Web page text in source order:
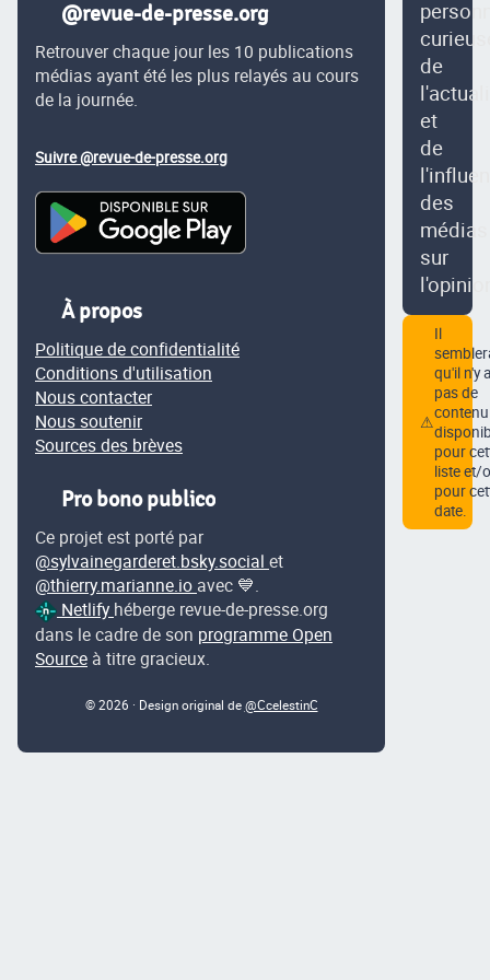
@revue-de-presse.org
Retrouver chaque jour les 10 publications
médias ayant été les plus relayés au cours
de la journée.
Suivre @revue-de-presse.org
À propos
Politique de confidentialité
Conditions d'utilisation
Nous contacter
Nous soutenir
Sources des brèves
Pro bono publico
Ce projet est porté par
@sylvainegarderet.bsky.social et
@thierry.marianne.io avec 💙.
Netlify héberge revue-de-presse.org
dans le cadre de son programme Open
Source à titre gracieux.
© 2026 · Design original de @CcelestinC
de
et
de
des
médias
sur
⚠
Il
qu'il n'y a
pas de
contenu
pour
liste et/
pour
date.